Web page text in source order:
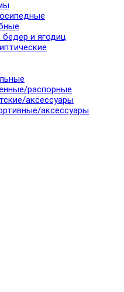
и ягодиц
распорные
аксессуары
аксессуары